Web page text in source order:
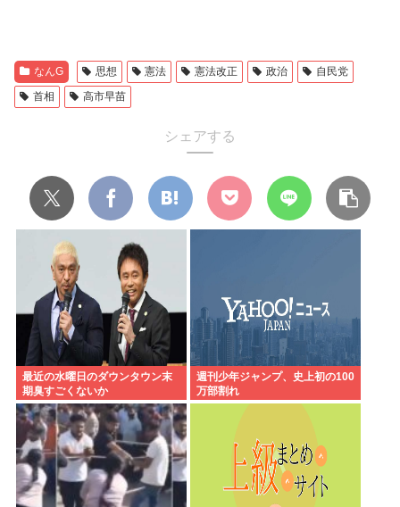
なんG 思想 憲法 憲法改正 政治
自民党
首相
高市早苗
シェアする
最近の水曜日のダウンタウン末
期臭すごくないか
週刊少年ジャンプ、史上初の100
万部割れ